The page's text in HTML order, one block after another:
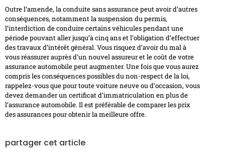
Outre l’amende, la conduite sans assurance peut avoir d’autres
conséquences, notamment la suspension du permis,
l’interdiction de conduire certains véhicules pendant une
période pouvant aller jusqu’à cinq ans et l’obligation d’effectuer
des travaux d’intérêt général. Vous risquez d’avoir du mal à
vous réassurer auprès d’un nouvel assureur et le coût de votre
assurance automobile peut augmenter. Une fois que vous aurez
compris les conséquences possibles du non-respect de la loi,
rappelez-vous que pour toute voiture neuve ou d’occasion, vous
devez demander un certificat d’immatriculation en plus de
l’assurance automobile. Il est préférable de comparer les prix
des assurances pour obtenir la meilleure offre.
partager cet article